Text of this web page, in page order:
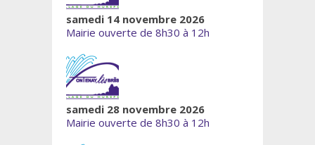
samedi 14 novembre 2026
Mairie ouverte de 8h30 à 12h
samedi 28 novembre 2026
Mairie ouverte de 8h30 à 12h